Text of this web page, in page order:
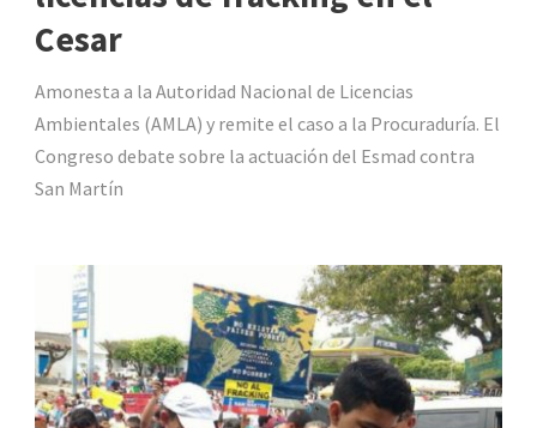
Cesar
Amonesta a la Autoridad Nacional de Licencias
Ambientales (AMLA) y remite el caso a la Procuraduría. El
Congreso debate sobre la actuación del Esmad contra
San Martín